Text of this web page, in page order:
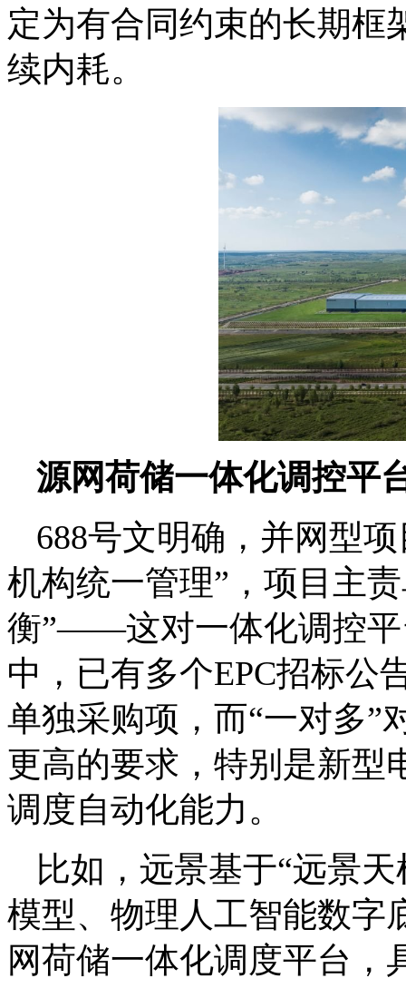
定为有合同约束的长期框
续内耗。
源网荷储一体化调控平
688号文明确，并网型
机构统一管理”，项目主
衡”——这对一体化调控平
中，已有多个EPC招标公
单独采购项，而“一对多”
更高的要求，特别是新型
调度自动化能力。
比如，远景基于“远景
模型、物理人工智能数字
网荷储一体化调度平台，